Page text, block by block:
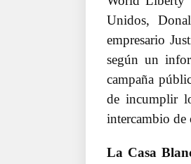
Unidos,
empresario
según un
campaña
de incumplir
intercambio de
La Casa